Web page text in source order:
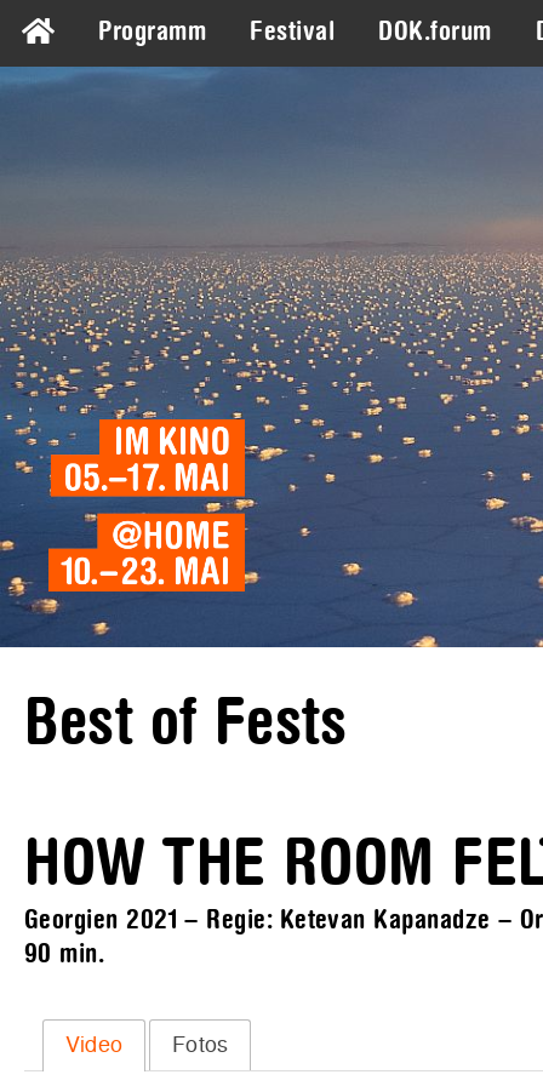
Programm Festival DOK.forum
Best of Fests
HOW THE ROOM
Georgien 2021 – Regie: Ketevan Kapanadze –
90 min.
Video Fotos